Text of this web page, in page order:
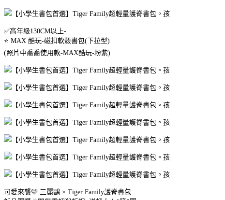
✅️高年級130CM以上-
⭐️ MAX 酷玩-磁扣軟殼書包(下拉型)
(照片中喬喬使用款-MAX酷玩-粉紫)
可愛來襲🩷 三麗鷗 × Tiger Family護脊書包